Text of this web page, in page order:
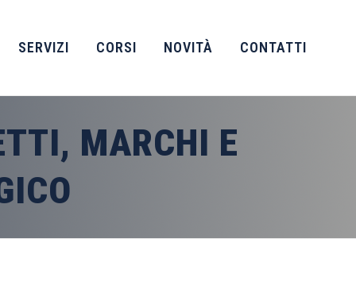
SERVIZI CORSI NOVITÀ CONTATTI
MARCHI E